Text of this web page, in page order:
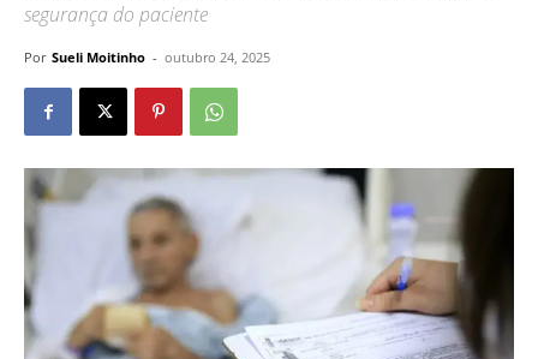
segurança do paciente
Por Sueli Moitinho - outubro 24, 2025